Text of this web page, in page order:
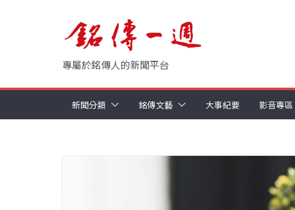
專屬於銘傳人的新聞平台
新聞分類 銘傳文藝 大事紀要 影音專區